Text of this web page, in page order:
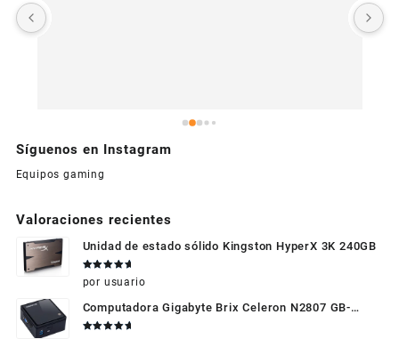
Síguenos en Instagram
Equipos gaming
Valoraciones recientes
Unidad de estado sólido Kingston HyperX 3K 240GB
en5 de 5
por usuario
Computadora Gigabyte Brix Celeron N2807 GB-
BXBT-2807 + WIFI + RAM de 4GB + HDD 500gb +